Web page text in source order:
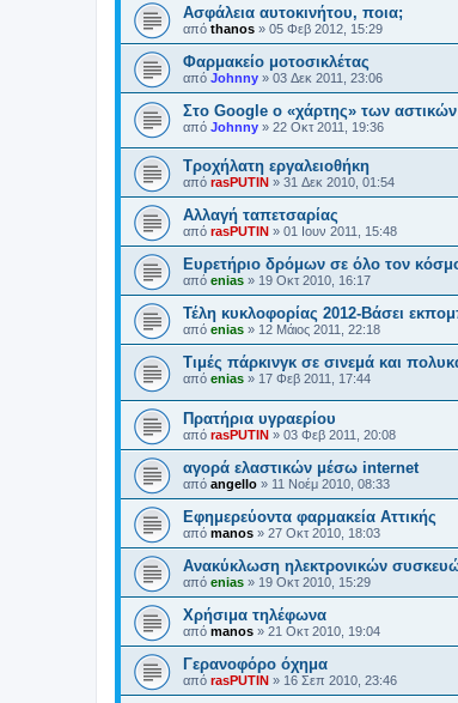
Ασφάλεια αυτοκινήτου, ποια;
από thanos » 05 Φεβ 2012, 15:29
Φαρμακείο μοτοσικλέτας
από Johnny » 03 Δεκ 2011, 23:06
Στο Google ο «χάρτης» των
από Johnny » 22 Οκτ 2011, 19:36
Τροχήλατη εργαλειοθήκη
από rasPUTIN » 31 Δεκ 2010, 01:54
Αλλαγή ταπετσαρίας
από rasPUTIN » 01 Ιουν 2011, 15:48
Ευρετήριο δρόμων σε όλο τον
από enias » 19 Οκτ 2010, 16:17
Τέλη κυκλοφορίας 2012-Βάσει
από enias » 12 Μάιος 2011, 22:18
Τιμές πάρκινγκ σε σινεμά και
από enias » 17 Φεβ 2011, 17:44
Πρατήρια υγραερίου
από rasPUTIN » 03 Φεβ 2011, 20:08
αγορά ελαστικών μέσω internet
από angello » 11 Νοέμ 2010, 08:33
Εφημερεύοντα φαρμακεία Αττικής
από manos » 27 Οκτ 2010, 18:03
Ανακύκλωση ηλεκτρονικών
από enias » 19 Οκτ 2010, 15:29
Χρήσιμα τηλέφωνα
από manos » 21 Οκτ 2010, 19:04
Γερανοφόρο όχημα
από rasPUTIN » 16 Σεπ 2010, 23:46